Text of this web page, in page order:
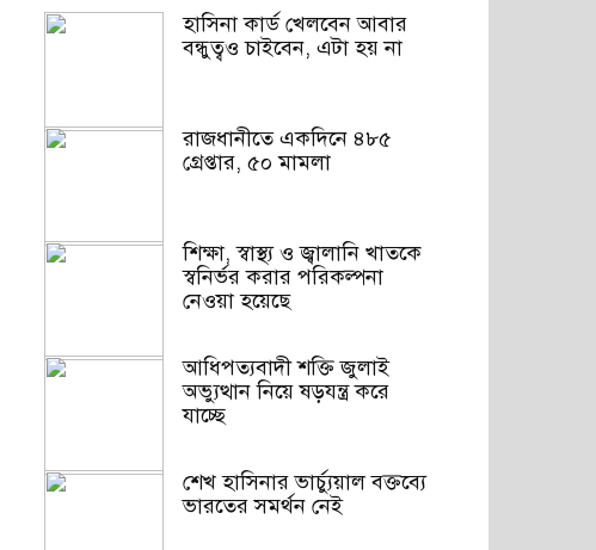
হাসিনা কার্ড খেলবেন আবার
বন্ধুত্বও চাইবেন, এটা হয় না
রাজধানীতে একদিনে ৪৮৫
গ্রেপ্তার, ৫০ মামলা
শিক্ষা, স্বাস্থ্য ও জ্বালানি খাতকে
স্বনির্ভর করার পরিকল্পনা
নেওয়া হয়েছে
আধিপত্যবাদী শক্তি জুলাই
অভ্যুত্থান নিয়ে ষড়যন্ত্র করে
যাচ্ছে
শেখ হাসিনার ভার্চ্যুয়াল বক্তব্যে
ভারতের সমর্থন নেই